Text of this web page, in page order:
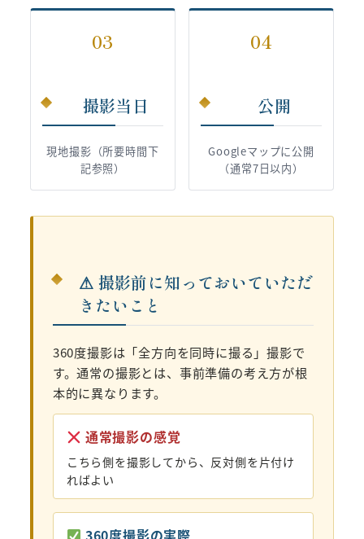
03
撮影当日
現地撮影（所要時間下
記参照）
04
公開
Googleマップに公開
（通常7日以内）
⚠ 撮影前に知っておいていただ
きたいこと
360度撮影は「全方向を同時に撮る」撮影で
す。通常の撮影とは、事前準備の考え方が根
本的に異なります。
通常撮影の感覚
こちら側を撮影してから、反対側を片付け
ればよい
360度撮影の実際